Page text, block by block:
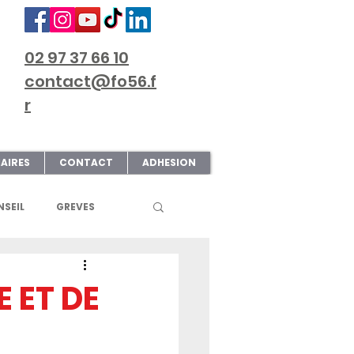
02 97 37 66 10
contact@fo56.f
r
CONTACT ADHESION
GREVES
ART & CULTURE
ET DE